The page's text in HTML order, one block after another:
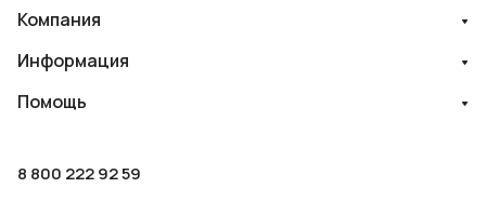
Компания
Информация
Помощь
8 800 222 92 59